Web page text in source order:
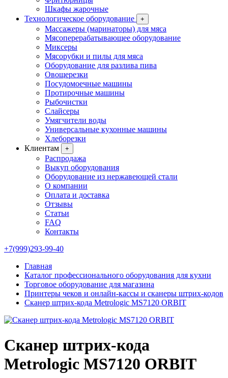
Шкафы жарочные
Технологическое оборудование
+
Массажеры (маринаторы) для мяса
Мясоперерабатывающее оборудование
Миксеры
Мясорубки и пилы для мяса
Оборудование для разлива пива
Овощерезки
Посудомоечные машины
Протирочные машины
Рыбочистки
Слайсеры
Умягчители воды
Универсальные кухонные машины
Хлеборезки
Клиентам
+
Распродажа
Выкуп оборудования
Оборудование из нержавеющей стали
О компании
Оплата и доставка
Отзывы
Статьи
FAQ
Контакты
+7(999)293-99-40
Главная
Каталог профессионального оборудования для кухни
Торговое оборудование для магазина
Принтеры чеков и онлайн-кассы и сканеры штрих-кодов
Сканер штрих-кода Metrologic MS7120 ORBIT
Сканер штрих-кода
Metrologic MS7120 ORBIT